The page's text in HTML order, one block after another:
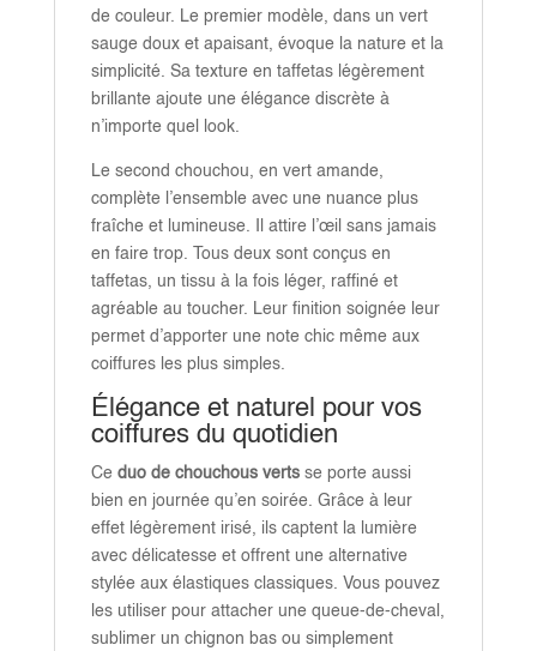
de couleur. Le premier modèle, dans un vert
sauge doux et apaisant, évoque la nature et la
simplicité. Sa texture en taffetas légèrement
brillante ajoute une élégance discrète à
n’importe quel look.
Le second chouchou, en vert amande,
complète l’ensemble avec une nuance plus
fraîche et lumineuse. Il attire l’œil sans jamais
en faire trop. Tous deux sont conçus en
taffetas, un tissu à la fois léger, raffiné et
agréable au toucher. Leur finition soignée leur
permet d’apporter une note chic même aux
coiffures les plus simples.
Élégance et naturel pour vos
coiffures du quotidien
Ce duo de chouchous vertsse porte aussi
bien en journée qu’en soirée. Grâce à leur
effet légèrement irisé, ils captent la lumière
avec délicatesse et offrent une alternative
stylée aux élastiques classiques. Vous pouvez
les utiliser pour attacher une queue-de-cheval,
sublimer un chignon bas ou simplement